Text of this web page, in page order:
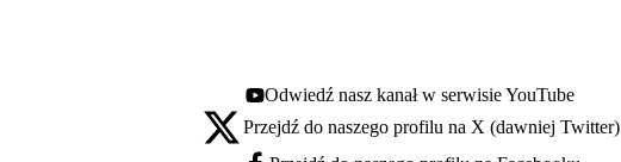
Youtube - otwiera się w nowej karcie
Odwiedź nasz kanał w serwisie YouTube
X - otwiera się w nowej karcie
Przejdź do naszego profilu na X (dawniej Twitter)